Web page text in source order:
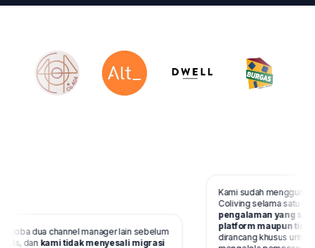
dua channel manager lain sebelum
dankami tidak menyesali migrasi
Kami sudah
Coliving selama satu
pengalaman yang
platform maupun tim
dirancang khusus untuk